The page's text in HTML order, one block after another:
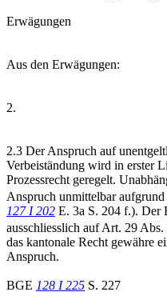
Erwägungen
Aus den Erwägungen:
2.
2.3 Der Anspruch auf
Verbeiständung wird in erster
Prozessrecht geregelt.
Anspruch unmittelbar
127 I 202 E. 3a S. 204 f.). Der
ausschliesslich auf Art. 29 Abs.
das kantonale Recht gewähre
Anspruch.
BGE 128 I 225 S. 227